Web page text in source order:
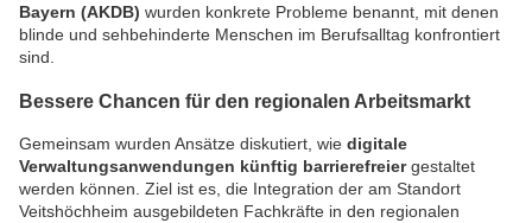
Bayern (AKDB) wurden konkrete Probleme benannt, mit denen
blinde und sehbehinderte Menschen im Berufsalltag konfrontiert
sind.
Bessere Chancen für den regionalen Arbeitsmarkt
Gemeinsam wurden Ansätze diskutiert, wie digitale
Verwaltungsanwendungen künftig barrierefreiergestaltet
werden können. Ziel ist es, die Integration der am Standort
Veitshöchheim ausgebildeten Fachkräfte in den regionalen